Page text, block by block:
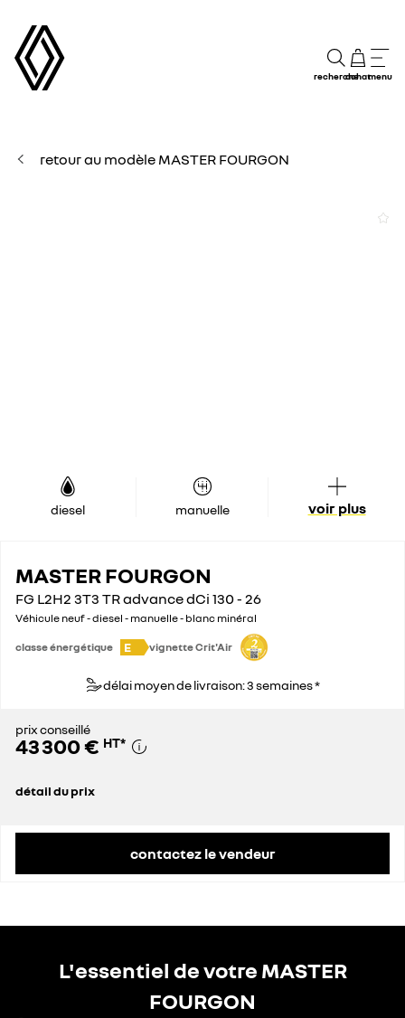
rechercheachatmenu
retour au modèle MASTER FOURGON
diesel manuelle voir plus
MASTER FOURGON
FG L2H2 3T3 TR advance dCi 130 - 26
Véhicule neuf - diesel - manuelle - blanc minéral
classe énergétique E vignette Crit'Air
délai moyen de livraison: 3 semaines *
prix conseillé
43 300 € HT*
détail du prix
contactez le vendeur
L'essentiel de votre MASTER
FOURGON